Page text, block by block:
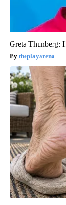
Greta Thunberg:
theplayarena